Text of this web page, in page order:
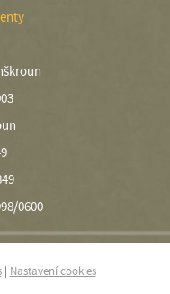
0600
| Nastavení cookies